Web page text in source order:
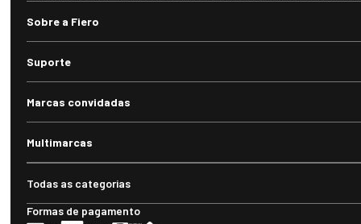
Sobre a Fiero
Suporte
Marcas convidadas
Multimarcas
Todas as categorias
Formas de pagamento